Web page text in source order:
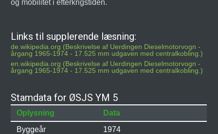
og mobilitet i efterkrigstiden.
Links til supplerende læsning:
de.wikipedia.org (Beskrivelse af Uerdingen Dieselmotorvogn -
årgang 1965-1974 - 17.525 mm udgaven med centralkobling.)
en.wikipedia.org (Beskrivelse af Uerdingen Dieselmotorvogn -
årgang 1965-1974 - 17.525 mm udgaven med centralkobling.)
Stamdata for ØSJS YM 5
Oplysning
Data
Byggeår
1974